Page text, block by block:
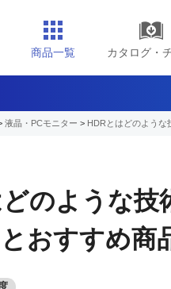
商品一覧 カタログ・
液晶・PCモニター > HDRとはどのような
のような
おすすめ商